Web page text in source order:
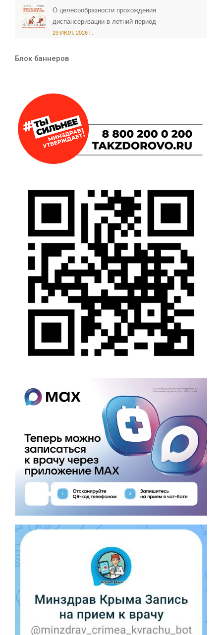
О целесообразности прохождения
диспансеризации в летний период
29 ИЮЛ. 2026 Г.
Блок баннеров